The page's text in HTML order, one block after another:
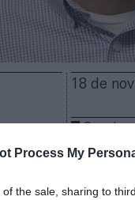
Process My
the sale, sharing to
18 de
del holding